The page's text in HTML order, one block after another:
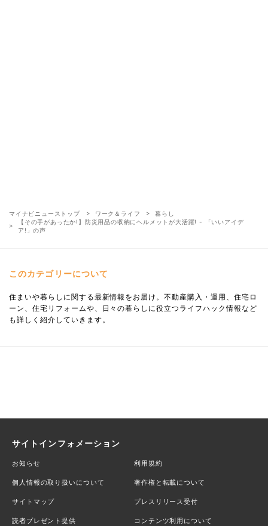
マイナビニューストップ ワーク＆ライフ
暮らし
【その手があったか!】防災用品の収納にヘルメットが大活躍! - 「いいアイデ
ア!」の声
このカテゴリーについて
住まいや暮らしに関する最新情報をお届け。不動産購入・運用、住宅ロ
ーン、住宅リフォームや、日々の暮らしに役立つライフハック情報など
も詳しく紹介していきます。
サイトインフォメーション
お知らせ 利用規約
個人情報の取り扱いについて 著作権と転載について
サイトマップ プレスリリース受付
読者プレゼント提供 コンテンツ利用について